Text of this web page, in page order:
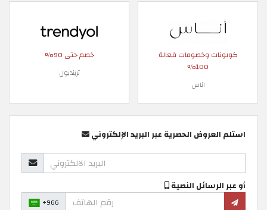
كوبونات وخصومات فعالة
100%
اناس
خصم حتى 90%
ترينديول
استلم العروض الحصرية عبر البريد الإلكتروني
أو عبر الرسائل النصية
+966